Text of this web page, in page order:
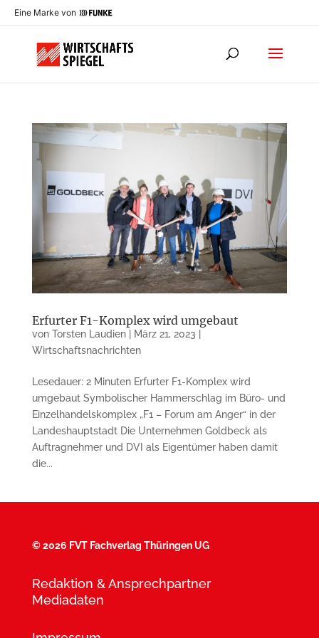
Eine Marke von
Erfurter F1-Komplex wird umgebaut
von Torsten Laudien| März 21, 2023
Wirtschaftsnachrichten
Lesedauer: 2 Minuten Erfurter F1-Komplex wird
umgebaut Symbolischer Hammerschlag im Büro- und
Einzelhandelskomplex „F1 – Forum am Anger“ in der
Landeshauptstadt Die Unternehmen Goldbeck als
Auftrag­nehmer und DVI als Eigen­tümer haben damit
die...
©2026 FVT Fachverlag Thüringen UG
Redaktion & Ansprechpartner
Mediadaten